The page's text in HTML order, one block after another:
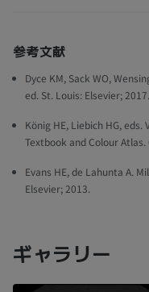
参考文献
Dyce KM, Sack WO,
ed. St. Louis: Elsevier; 2017.
König HE, Liebich HG,
Textbook and Colour
Evans HE, de Lahunta A.
Elsevier; 2013.
ギャラリー